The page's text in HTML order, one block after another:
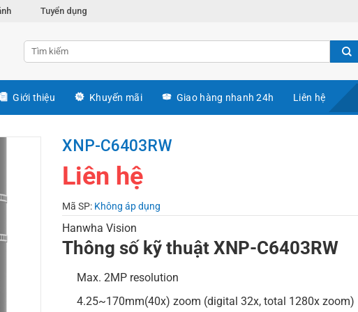
Tuyển dụng
Giới thiệu Khuyến mãi Giao hàng nhanh 24h Liên hệ
XNP-C6403RW
Liên hệ
Mã SP: Không áp dụng
Hanwha Vision
Thông số kỹ thuật XNP-C6403RW
Max. 2MP resolution
4.25~170mm(40x) zoom (digital 32x, total 1280x zoom)